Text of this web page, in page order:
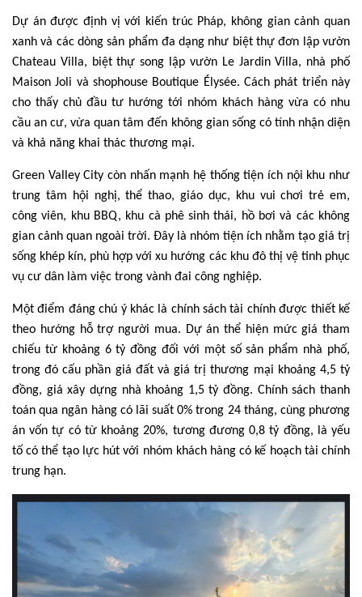
Dự án được định vị với kiến trúc Pháp, không gian cảnh quan
xanh và các dòng sản phẩm đa dạng như biệt thự đơn lập vườn
Chateau Villa, biệt thự song lập vườn Le Jardin Villa, nhà phố
Maison Joli và shophouse Boutique Élysée. Cách phát triển này
cho thấy chủ đầu tư hướng tới nhóm khách hàng vừa có nhu
cầu an cư, vừa quan tâm đến không gian sống có tính nhận diện
và khả năng khai thác thương mại.
Green Valley City còn nhấn mạnh hệ thống tiện ích nội khu như
trung tâm hội nghị, thể thao, giáo dục, khu vui chơi trẻ em,
công viên, khu BBQ, khu cà phê sinh thái, hồ bơi và các không
gian cảnh quan ngoài trời. Đây là nhóm tiện ích nhằm tạo giá trị
sống khép kín, phù hợp với xu hướng các khu đô thị vệ tinh phục
vụ cư dân làm việc trong vành đai công nghiệp.
Một điểm đáng chú ý khác là chính sách tài chính được thiết kế
theo hướng hỗ trợ người mua. Dự án thể hiện mức giá tham
chiếu từ khoảng 6 tỷ đồng đối với một số sản phẩm nhà phố,
trong đó cấu phần giá đất và giá trị thương mại khoảng 4,5 tỷ
đồng, giá xây dựng nhà khoảng 1,5 tỷ đồng. Chính sách thanh
toán qua ngân hàng có lãi suất 0% trong 24 tháng, cùng phương
án vốn tự có từ khoảng 20%, tương đương 0,8 tỷ đồng, là yếu
tố có thể tạo lực hút với nhóm khách hàng có kế hoạch tài chính
trung hạn.